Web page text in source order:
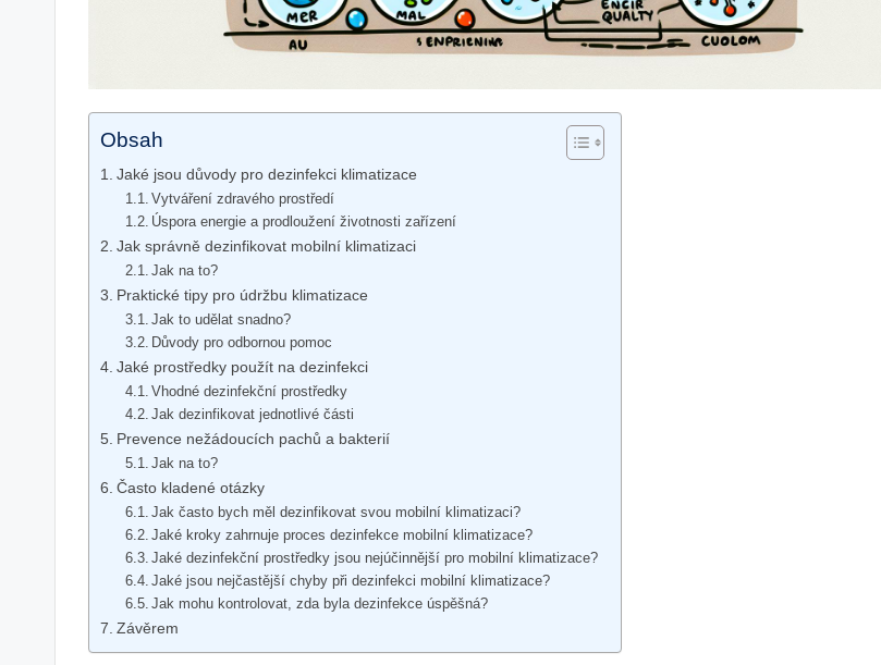
Obsah
Jaké jsou důvody pro dezinfekci klimatizace
Vytváření zdravého prostředí
Úspora energie a prodloužení životnosti zařízení
Jak správně dezinfikovat mobilní klimatizaci
Jak na to?
Praktické tipy pro údržbu klimatizace
Jak to udělat snadno?
Důvody pro odbornou pomoc
Jaké prostředky použít na dezinfekci
Vhodné dezinfekční prostředky
Jak dezinfikovat jednotlivé části
Prevence nežádoucích pachů a bakterií
Jak na to?
Často kladené otázky
Jak často bych měl dezinfikovat svou mobilní klimatizaci?
Jaké kroky zahrnuje proces dezinfekce mobilní klimatizace?
Jaké dezinfekční prostředky jsou nejúčinnější pro mobilní klimatizace?
Jaké jsou nejčastější chyby při dezinfekci mobilní klimatizace?
Jak mohu kontrolovat, zda byla dezinfekce úspěšná?
Závěrem